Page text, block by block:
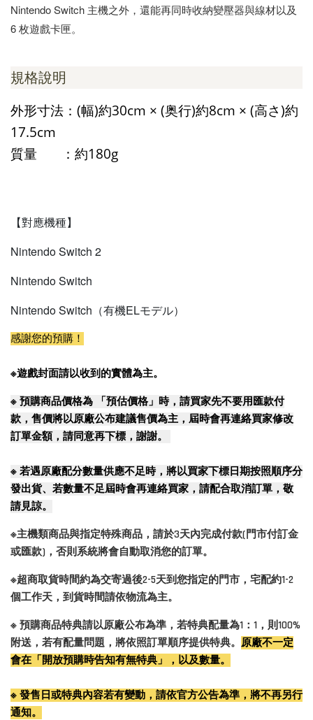
Nintendo Switch 主機之外，還能再同時收納變壓器與線材以及
6 枚遊戲卡匣。
規格說明
外形寸法：(幅)約30cm × (奥行)約8cm × (高さ)約
17.5cm
質量 ：約180g
【對應機種】
Nintendo Switch 2
Nintendo Switch
Nintendo Switch（有機ELモデル）
感謝您的預購！
※遊戲封面請以收到的實體為主。
※ 預購商品價格為 「預估價格」時，請買家先不要用匯款付
款，售價將以原廠公布建議售價為主，屆時會再連絡買家修改
訂單金額，請同意再下標，謝謝。
※ 若遇原廠配分數量供應不足時，將以買家下標日期按照順序分
發出貨、若數量不足屆時會再連絡買家，請配合取消訂單，敬
請見諒。
※主機類商品與指定特殊商品，請於3天內完成付款(門市付訂金
或匯款)，否則系統將會自動取消您的訂單。
※超商取貨時間約為交寄過後2-5天到您指定的門市，宅配約1-2
個工作天，到貨時間請依物流為主。
※ 預購商品特典請以原廠公布為準，若特典配量為1：1，則100%
附送，若有配量問題，將依照訂單順序提供特典。 原廠不一定
會在「開放預購時告知有無特典」，以及數量。
※ 發售日或特典內容若有變動，請依官方公告為準，將不再另行
通知。